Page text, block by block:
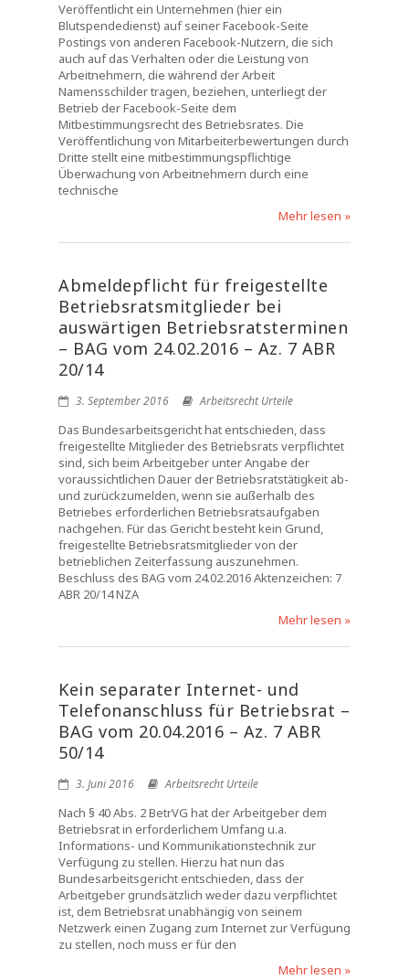
Veröffentlicht ein Unternehmen (hier ein
Blutspendedienst) auf seiner Facebook-Seite
Postings von anderen Facebook-Nutzern, die sich
auch auf das Verhalten oder die Leistung von
Arbeitnehmern, die während der Arbeit
Namensschilder tragen, beziehen, unterliegt der
Betrieb der Facebook-Seite dem
Mitbestimmungsrecht des Betriebsrates. Die
Veröffentlichung von Mitarbeiterbewertungen durch
Dritte stellt eine mitbestimmungspflichtige
Überwachung von Arbeitnehmern durch eine
technische
Mehr lesen »
Abmeldepflicht für freigestellte
Betriebsratsmitglieder bei
auswärtigen Betriebsratsterminen
– BAG vom 24.02.2016 – Az. 7 ABR
20/14
3. September 2016 Arbeitsrecht Urteile
Das Bundesarbeitsgericht hat entschieden, dass
freigestellte Mitglieder des Betriebsrats verpflichtet
sind, sich beim Arbeitgeber unter Angabe der
voraussichtlichen Dauer der Betriebsratstätigkeit ab-
und zurückzumelden, wenn sie außerhalb des
Betriebes erforderlichen Betriebsratsaufgaben
nachgehen. Für das Gericht besteht kein Grund,
freigestellte Betriebsratsmitglieder von der
betrieblichen Zeiterfassung auszunehmen.
Beschluss des BAG vom 24.02.2016 Aktenzeichen: 7
ABR 20/14 NZA
Mehr lesen »
Kein separater Internet- und
Telefonanschluss für Betriebsrat –
BAG vom 20.04.2016 – Az. 7 ABR
50/14
3. Juni 2016 Arbeitsrecht Urteile
Nach § 40 Abs. 2 BetrVG hat der Arbeitgeber dem
Betriebsrat in erforderlichem Umfang u.a.
Informations- und Kommunikationstechnik zur
Verfügung zu stellen. Hierzu hat nun das
Bundesarbeitsgericht entschieden, dass der
Arbeitgeber grundsätzlich weder dazu verpflichtet
ist, dem Betriebsrat unabhängig von seinem
Netzwerk einen Zugang zum Internet zur Verfügung
zu stellen, noch muss er für den
Mehr lesen »